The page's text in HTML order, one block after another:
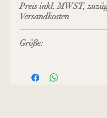
Preis inkl. MWST,
Versandkosten
Größe:
Breite unten: 10 cm